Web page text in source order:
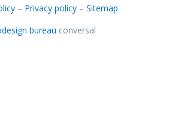
– Privacy policy – Sitemap
bureau conversal